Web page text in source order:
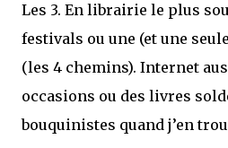
Les 3. En librairie le plus
festivals ou une (et une
(les 4 chemins). Internet
occasions ou des livres
bouquinistes quand j’en